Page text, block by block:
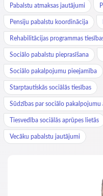
Pabalstu atmaksas jautājumi
Pensiju pabalstu koordinācija
Rehabilitācijas programmas
Sociālo pabalstu pieprasīšana
Sociālo pakalpojumu pieejamība
Starptautiskās sociālās tiesības
Sūdzības par sociālo pakalpojumu
Tiesvedība sociālās aprūpes lietās
Vecāku pabalstu jautājumi